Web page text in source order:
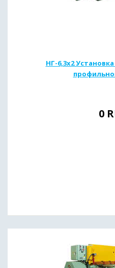
НГ-6,3х2
0